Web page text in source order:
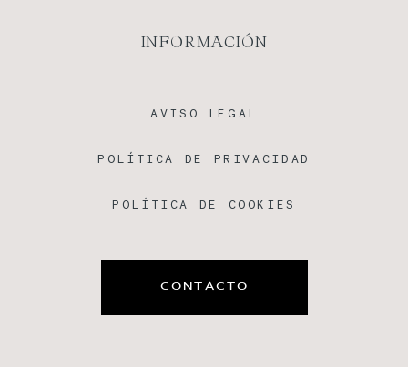
INFORMACIÓN
AVISO LEGAL
POLÍTICA DE PRIVACIDAD
POLÍTICA DE COOKIES
CONTACTO